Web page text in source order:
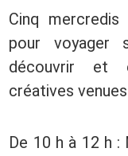
Cinq
pour voyager
découvrir et
créatives
De 10 h à 12 h